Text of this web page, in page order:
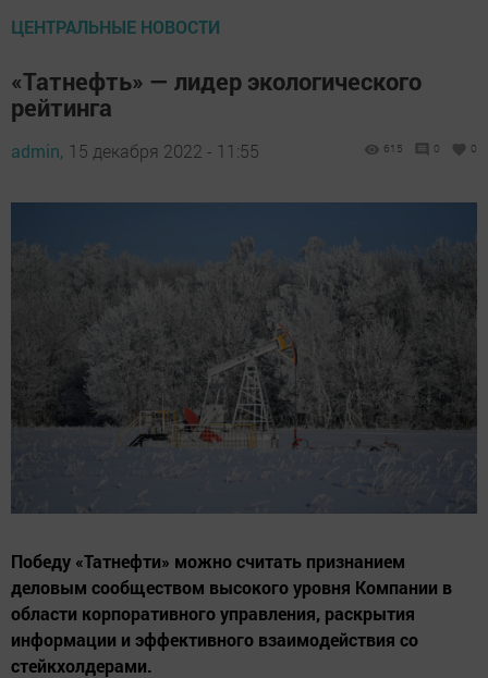
ЦЕНТРАЛЬНЫЕ НОВОСТИ
«Татнефть» — лидер экологического
рейтинга
admin, 15 декабря 2022 - 11:55 615 0 0
Победу «Татнефти» можно считать признанием
деловым сообществом высокого уровня Компании в
области корпоративного управления, раскрытия
информации и эффективного взаимодействия со
стейкхолдерами.